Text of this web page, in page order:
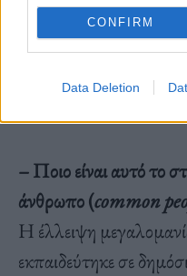
CONFIRM
Data Deletion
– Ένα σημείο της
Το “Key” μπαρ.
– Ποιο είναι αυτό το
άνθρωπο (common
Η έλλειψη
εκπαιδεύτηκε σε